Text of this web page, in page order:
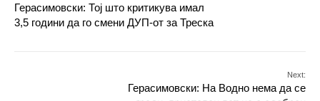
Герасимовски: Тој што критикува имал
3,5 години да го смени ДУП-от за Треска
Next:
Герасимовски: На Водно нема да се